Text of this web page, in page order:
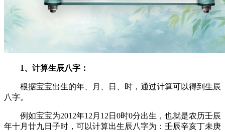
1、计算生辰八字：
根据宝宝出生的年、月、日、时，通过计算可以得到生辰
八字。
例如宝宝为2012年12月12日0时0分出生，也就是农历壬辰
年十月廿九日子时，可以计算出生辰八字为：壬辰辛亥丁未庚